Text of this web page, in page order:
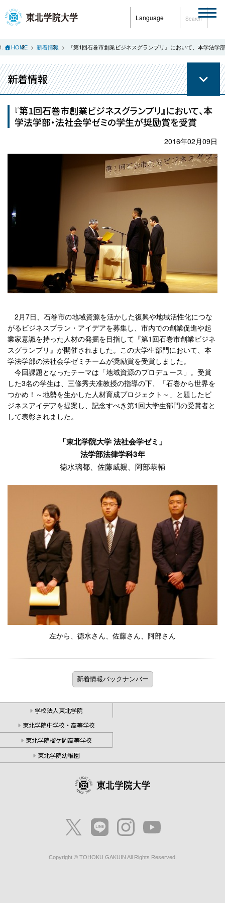
Language Search
HOME 新着情報 『第1回石巻市創業ビジネスグランプリ』において、本学法学
新着情報
『第1回石巻市創業ビジネスグランプリ』において、本
学法学部・法社会学ゼミの学生が奨励賞を受賞
2016年02月09日
2月7日、石巻市の地域資源を活かした復興や地域活性化につな
がるビジネスプラン・アイデアを募集し、市内での創業促進や起
業家意識を持った人材の発掘を目指して『第1回石巻市創業ビジネ
スグランプリ』が開催されました。この大学生部門において、本
学法学部の法社会学ゼミチームが奨励賞を受賞しました。
今回課題となったテーマは「地域資源のプロデュース」。受賞
した3名の学生は、三條秀夫准教授の指導の下、「石巻から世界を
つかめ！～地勢を生かした人材育成プロジェクト～」と題したビ
ジネスアイデアを提案し、記念すべき第1回大学生部門の受賞者と
して表彰されました。
「東北学院大学 法社会学ゼミ」
法学部法律学科3年
徳水璃都、佐藤威親、阿部恭輔
左から、徳水さん、佐藤さん、阿部さん
学校法人東北学院
東北学院中学校・高等学校
東北学院榴ケ岡高等学校
東北学院幼稚園
Copyright © TOHOKU GAKUIN All Rights Reserved.